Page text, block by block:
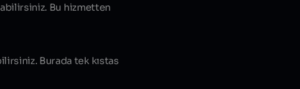
Bu hizmetten
Burada tek kıstas